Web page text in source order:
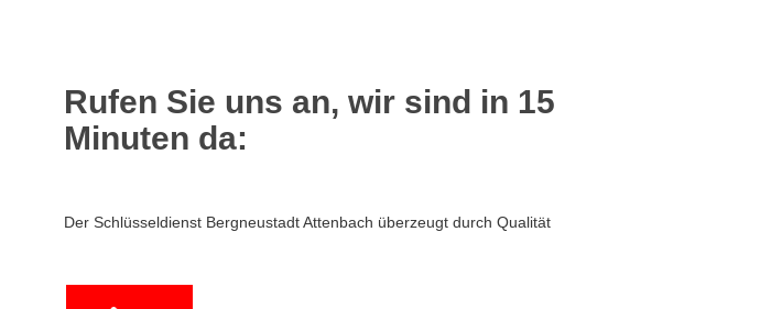
Rufen Sie uns an, wir sind in 15
Minuten da:
Der Schlüsseldienst Bergneustadt Attenbach überzeugt durch Qualität